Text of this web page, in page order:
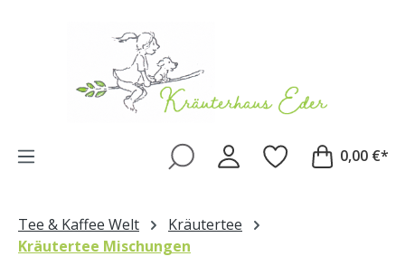
0,00 €*
Tee & Kaffee Welt
Kräutertee
Kräutertee Mischungen